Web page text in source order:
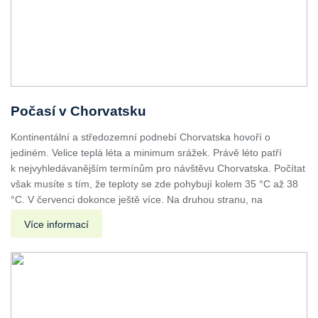
Počasí v Chorvatsku
Kontinentální a středozemní podnebí Chorvatska hovoří o
jediném. Velice teplá léta a minimum srážek. Právě léto patří
k nejvyhledávanějším termínům pro návštěvu Chorvatska. Počítat
však musíte s tím, že teploty se zde pohybují kolem 35 °C až 38
°C. V červenci dokonce ještě více. Na druhou stranu, na
Více informací